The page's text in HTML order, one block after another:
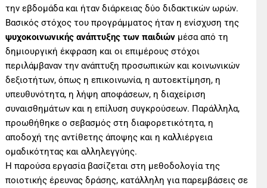
την εβδομάδα και ήταν διάρκειας δύο διδακτικών ωρών.
Βασικός στόχος του προγράμματος ήταν η ενίσχυση της
ψυχοκοινωνικής ανάπτυξης των παιδιών μέσα από τη
δημιουργική έκφραση και οι επιμέρους στόχοι
περιλάμβαναν την ανάπτυξη προσωπικών και κοινωνικών
δεξιοτήτων, όπως η επικοινωνία, η αυτοεκτίμηση, η
υπευθυνότητα, η λήψη αποφάσεων, η διαχείριση
συναισθημάτων και η επίλυση συγκρούσεων. Παράλληλα,
προωθήθηκε ο σεβασμός στη διαφορετικότητα, η
αποδοχή της αντίθετης άποψης και η καλλιέργεια
ομαδικότητας και αλληλεγγύης.
Η παρούσα εργασία βασίζεται στη μεθοδολογία της
ποιοτικής έρευνας δράσης, κατάλληλη για παρεμβάσεις σε